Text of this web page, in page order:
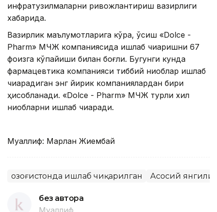
инфратузилмаларни ривожлантириш вазирлиги
хабарида.
Вазирлик маълумотларига кўра, ўсиш «Dolce -
Pharm» МЧЖ компаниясида ишлаб чиқаришни 67
фоизга кўпайиши билан боғлиқ. Бугунги кунда
фармацевтика компанияси тиббий ниқоблар ишлаб
чиқарадиган энг йирик компаниялардан бири
ҳисобланади. «Dolce - Pharm» МЧЖ турли хил
ниқобларни ишлаб чиқаради.
Муаллиф: Марлан Жиембай
Қозоғистонда ишлаб чиқарилган Асосий
без автора
Муаллиф